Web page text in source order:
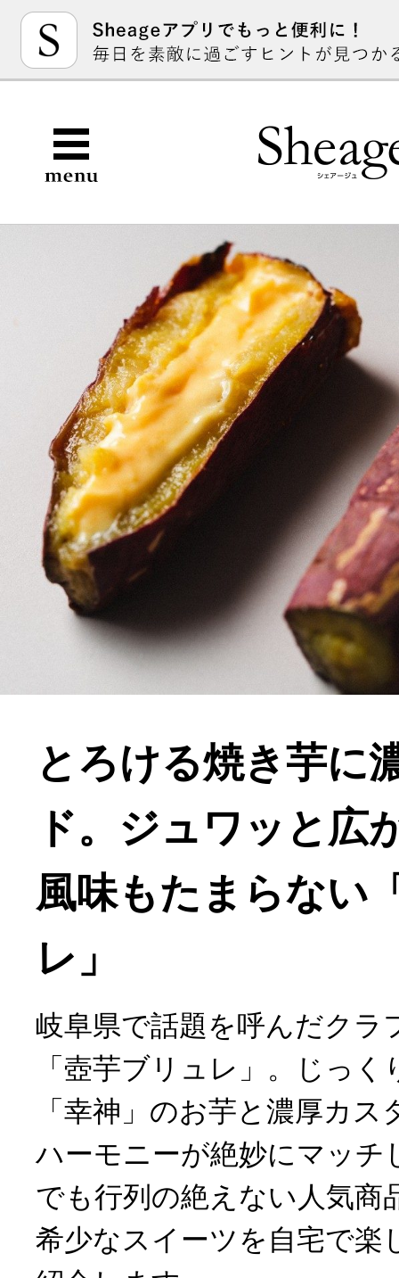
とろける焼き芋に
ド。ジュワッと広
風味もたまらない
レ」
岐阜県で話題を呼んだクラ
「壺芋ブリュレ」。じっ
「幸神」のお芋と濃厚カ
ハーモニーが絶妙にマッチ
でも行列の絶えない人気商
希少なスイーツを自宅で楽